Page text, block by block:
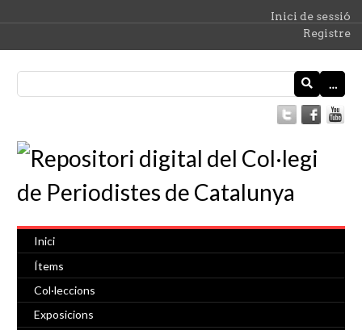
Inici de sessió
Registre
…
Inici
Ítems
Col·leccions
Exposicions